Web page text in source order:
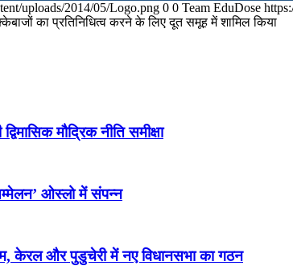
2026
जुलाई 2026
जुलाई 2026
जुलाई 2026
uploads/2014/05/Logo.png 0 0 Team EduDose
का प्रतिनिधित्व करने के लिए दूत समूह में शामिल किया
मौद्रिक नीति समीक्षा
ओस्लो में संपन्न
केरल और पुडुचेरी में नए विधानसभा का गठन